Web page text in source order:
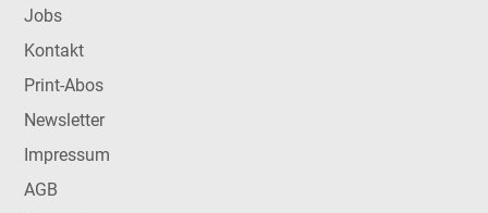
Jobs
Kontakt
Print-Abos
Newsletter
Impressum
AGB